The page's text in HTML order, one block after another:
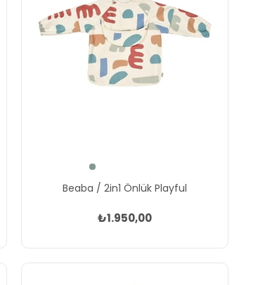
Beaba / 2in1 Önlük Playful
₺1.950,00